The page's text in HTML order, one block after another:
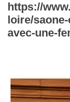
https://
loire/
avec-une-